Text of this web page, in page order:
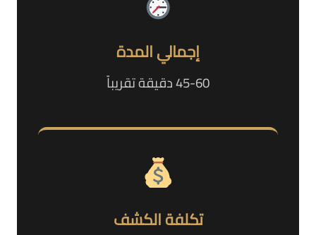
إجمالي المدة
45-60 دقيقة تقريباً
تكلفة الكشف